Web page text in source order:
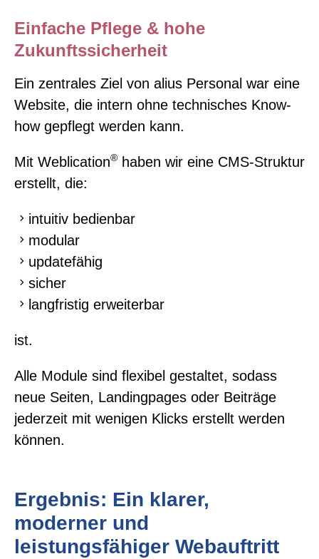
Einfache Pflege & hohe
Zukunftssicherheit
Ein zentrales Ziel von alius Personal war eine
Website, die intern ohne technisches Know-
how gepflegt werden kann.
Mit Weblication® haben wir eine CMS-Struktur
erstellt, die:
intuitiv bedienbar
modular
updatefähig
sicher
langfristig erweiterbar
ist.
Alle Module sind flexibel gestaltet, sodass
neue Seiten, Landingpages oder Beiträge
jederzeit mit wenigen Klicks erstellt werden
können.
Ergebnis: Ein klarer,
moderner und
leistungsfähiger Webauftritt